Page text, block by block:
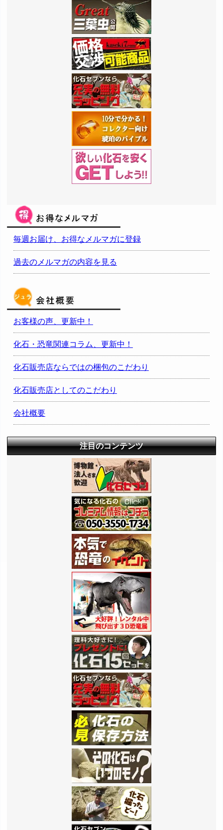
毎週お届け、お得なメルマガに登録
過去のメルマガの内容を見る
お客様の声、更新中！
化石・恐竜関連コラム、更新中！
化石販売店ならではの梱包のこだわり
化石販売店としてのこだわり
会社概要
注目のコンテンツ